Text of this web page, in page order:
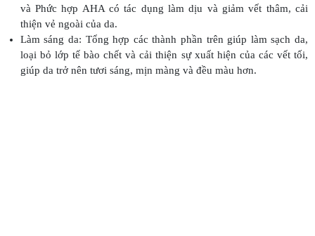
và Phức hợp AHA có tác dụng làm dịu và giảm vết thâm, cải
thiện vẻ ngoài của da.
Làm sáng da: Tổng hợp các thành phần trên giúp làm sạch da,
loại bỏ lớp tế bào chết và cải thiện sự xuất hiện của các vết tối,
giúp da trở nên tươi sáng, mịn màng và đều màu hơn.